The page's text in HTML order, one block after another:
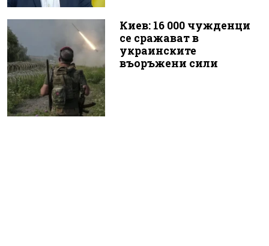
Киев: 16 000 чужденци
се сражават в
украинските
въоръжени сили